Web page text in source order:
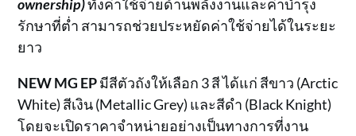
ownership)ทั้งค่าใช้จ่ายด้านพลังงานและค่าบำรุง
รักษาที่ต่ำ สามารถช่วยประหยัดค่าใช้จ่ายได้ในระยะ
ยาว
NEW MG EPมีสีตัวถังให้เลือก 3 สี ได้แก่ สีขาว (Arctic
White) สีเงิน (Metallic Grey) และสีดำ (Black Knight)
โดยจะเปิดราคาจำหน่ายอย่างเป็นทางการที่งาน